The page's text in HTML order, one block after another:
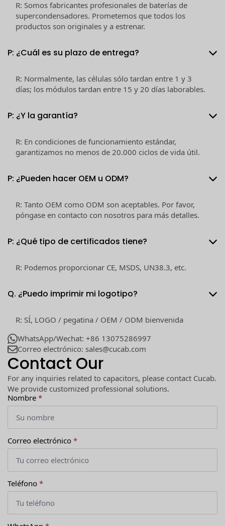
R: Somos fabricantes profesionales de baterías de
supercondensadores. Prometemos que todos los
productos son originales y a estrenar.
P: ¿Cuál es su plazo de entrega?
R: Normalmente, las células sólo tardan entre 1 y 3
días; los módulos tardan entre 15 y 20 días laborables.
P: ¿Y la garantía?
R: En condiciones de funcionamiento estándar,
garantizamos no menos de 20.000 ciclos de vida útil.
P: ¿Pueden hacer OEM u ODM?
R: Tanto OEM como ODM son aceptables. Por favor,
póngase en contacto con nosotros para más detalles.
P: ¿Qué tipo de certificados tiene?
R: Podemos proporcionar CE, MSDS, UN38.3, etc.
Q. ¿Puedo imprimir mi logotipo?
R: SÍ, LOGO / pegatina / OEM / ODM bienvenida
WhatsApp/Wechat: +86 13075286997
Correo electrónico: sales@cucab.com
Contact Our
For any inquiries related to capacitors, please contact Cucab.
We provide customized professional solutions.
Nombre *
Correo electrónico *
Teléfono *